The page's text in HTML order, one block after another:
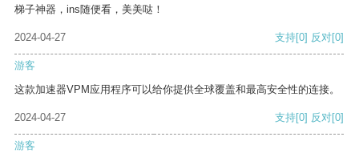
梯子神器，ins随便看，美美哒！
2024-04-27 支持[0] 反对[0]
游客
这款加速器VPM应用程序可以给你提供全球覆盖和最高安全性的连接。
2024-04-27 支持[0] 反对[0]
游客